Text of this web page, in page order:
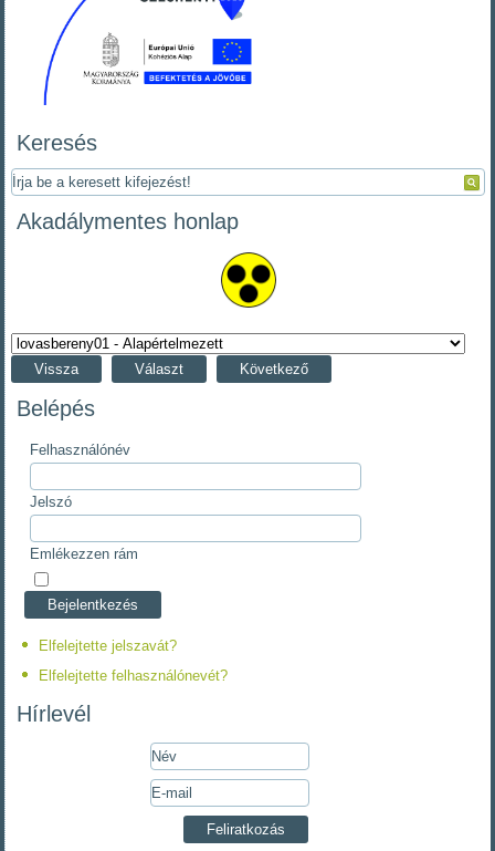
Keresés
Akadálymentes honlap
Vissza Választ Következő
Belépés
Felhasználónév
Jelszó
Emlékezzen rám
Elfelejtette jelszavát?
Elfelejtette felhasználónevét?
Hírlevél